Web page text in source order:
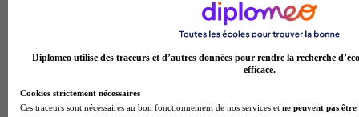
BTS Dietetique en alternance
BTS Pi en alternance
Master CCA en alternance
BTS Ndrc en alternance
Diplomeo utilise des traceurs et d’autres données pour rendre la recherche
efficace.
Cookies strictement nécessaires
Ces traceurs sont nécessaires au bon fonctionnement de nos services et ne peuvent pas être